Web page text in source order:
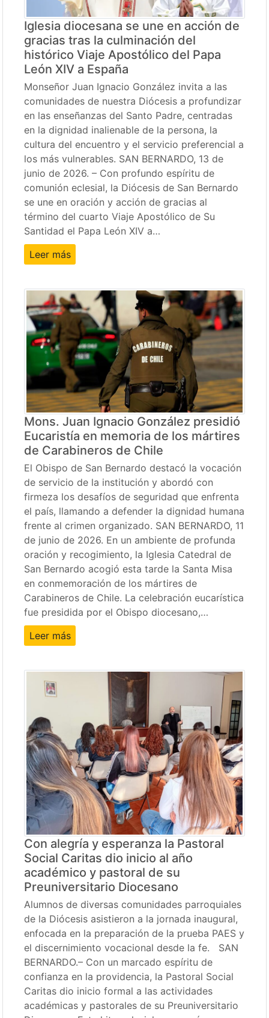
Iglesia diocesana se une en acción de
gracias tras la culminación del
histórico Viaje Apostólico del Papa
León XIV a España
Monseñor Juan Ignacio González invita a las
comunidades de nuestra Diócesis a profundizar
en las enseñanzas del Santo Padre, centradas
en la dignidad inalienable de la persona, la
cultura del encuentro y el servicio preferencial a
los más vulnerables. SAN BERNARDO, 13 de
junio de 2026. – Con profundo espíritu de
comunión eclesial, la Diócesis de San Bernardo
se une en oración y acción de gracias al
término del cuarto Viaje Apostólico de Su
Santidad el Papa León XIV a…
Leer más
Mons. Juan Ignacio González presidió
Eucaristía en memoria de los mártires
de Carabineros de Chile
El Obispo de San Bernardo destacó la vocación
de servicio de la institución y abordó con
firmeza los desafíos de seguridad que enfrenta
el país, llamando a defender la dignidad humana
frente al crimen organizado. SAN BERNARDO, 11
de junio de 2026. En un ambiente de profunda
oración y recogimiento, la Iglesia Catedral de
San Bernardo acogió esta tarde la Santa Misa
en conmemoración de los mártires de
Carabineros de Chile. La celebración eucarística
fue presidida por el Obispo diocesano,…
Leer más
Con alegría y esperanza la Pastoral
Social Caritas dio inicio al año
académico y pastoral de su
Preuniversitario Diocesano
Alumnos de diversas comunidades parroquiales
de la Diócesis asistieron a la jornada inaugural,
enfocada en la preparación de la prueba PAES y
el discernimiento vocacional desde la fe. SAN
BERNARDO.– Con un marcado espíritu de
confianza en la providencia, la Pastoral Social
Caritas dio inicio formal a las actividades
académicas y pastorales de su Preuniversitario